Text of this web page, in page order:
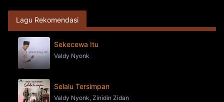
Lagu Rekomendasi
Sekecewa Itu
Valdy Nyonk
Selalu Tersimpan
Valdy Nyonk, Zinidin Zidan